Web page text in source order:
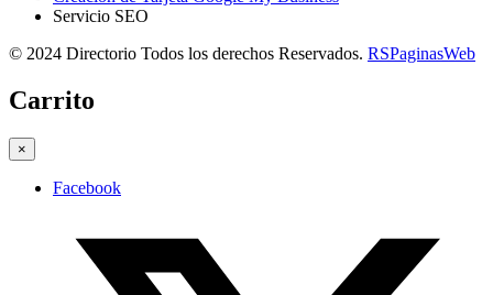
Servicio SEO
© 2024 Directorio Todos los derechos Reservados. RSPaginasWeb
Carrito
×
Facebook